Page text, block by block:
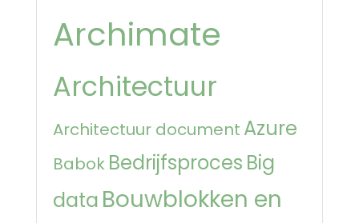
Archimate
Architectuur
Architectuur document Azure
Babok Bedrijfsproces Big
data Bouwblokken en